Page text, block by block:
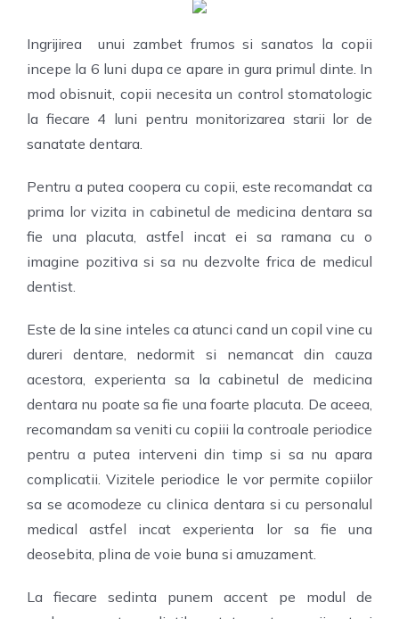
FOR
Ingrijirea unui zambet frumos si sanatos la copii
incepe la 6 luni dupa ce apare in gura primul dinte. In
mod obisnuit, copii necesita un control stomatologic
la fiecare 4 luni pentru monitorizarea starii lor de
sanatate dentara.
Pentru a putea coopera cu copii, este recomandat ca
prima lor vizita in cabinetul de medicina dentara sa
fie una placuta, astfel incat ei sa ramana cu o
imagine pozitiva si sa nu dezvolte frica de medicul
dentist.
Este de la sine inteles ca atunci cand un copil vine cu
dureri dentare, nedormit si nemancat din cauza
acestora, experienta sa la cabinetul de medicina
dentara nu poate sa fie una foarte placuta. De aceea,
recomandam sa veniti cu copiii la controale periodice
pentru a putea interveni din timp si sa nu apara
complicatii. Vizitele periodice le vor permite copiilor
sa se acomodeze cu clinica dentara si cu personalul
medical astfel incat experienta lor sa fie una
deosebita, plina de voie buna si amuzament.
La fiecare sedinta punem accent pe modul de